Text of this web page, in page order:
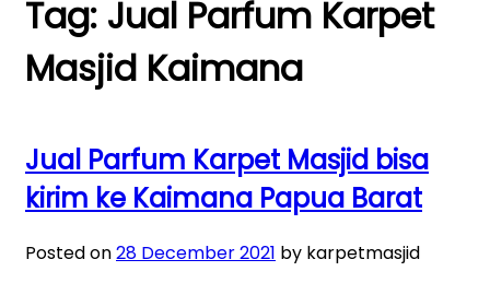
Tag: Jual Parfum Karpet
Masjid Kaimana
Jual Parfum Karpet Masjid bisa
kirim ke Kaimana Papua Barat
Posted on28 December 2021 by karpetmasjid